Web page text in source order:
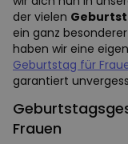
der vielen
ein ganz
haben wir eine
Geburtstag für
garantiert
Frauen